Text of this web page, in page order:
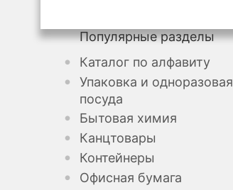
Популярные разделы
Каталог по алфавиту
Упаковка и одноразовая
посуда
Бытовая химия
Канцтовары
Контейнеры
Офисная бумага